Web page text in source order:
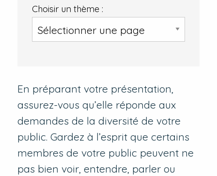
En préparant votre présentation,
assurez-vous qu’elle réponde aux
demandes de la diversité de votre
public. Gardez à l’esprit que certains
membres de votre public peuvent ne
pas bien voir, entendre, parler ou
Choisir un thème :